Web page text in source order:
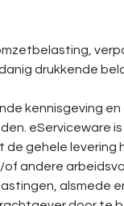
drukkende
kennisgeving
eServiceware
gehele
andere
alsmede